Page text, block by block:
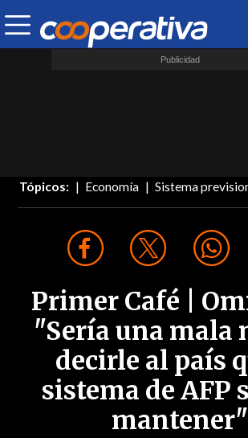
Tópicos: Economía Sistema
Primer Café |
"Sería una mala
decirle al país
sistema de AFP
mantener"